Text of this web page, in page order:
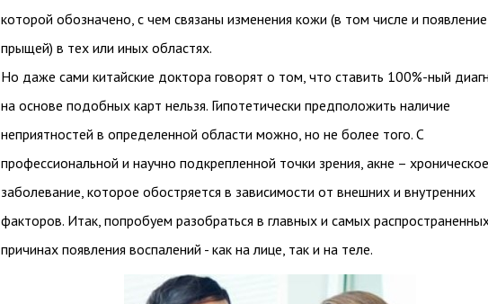
которой обозначено, с чем связаны изменения кожи (в том числе и появление
прыщей) в тех или иных областях.
Но даже сами китайские доктора говорят о том, что ставить 100%-ный
на основе подобных карт нельзя. Гипотетически предположить наличие
неприятностей в определенной области можно, но не более того. С
профессиональной и научно подкрепленной точки зрения, акне – хроническое
заболевание, которое обостряется в зависимости от внешних и внутренних
факторов. Итак, попробуем разобраться в главных и самых
причинах появления воспалений - как на лице, так и на теле.